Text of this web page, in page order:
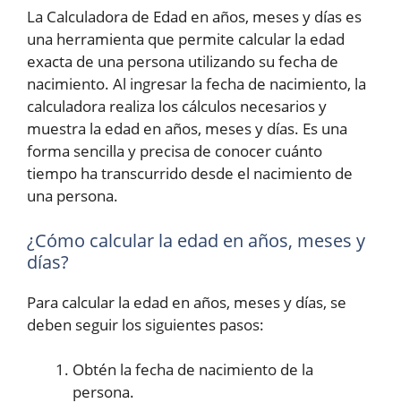
La Calculadora de Edad en años, meses y días es
una herramienta que permite calcular la edad
exacta de una persona utilizando su fecha de
nacimiento. Al ingresar la fecha de nacimiento, la
calculadora realiza los cálculos necesarios y
muestra la edad en años, meses y días. Es una
forma sencilla y precisa de conocer cuánto
tiempo ha transcurrido desde el nacimiento de
una persona.
¿Cómo calcular la edad en años, meses y
días?
Para calcular la edad en años, meses y días, se
deben seguir los siguientes pasos:
Obtén la fecha de nacimiento de la
persona.